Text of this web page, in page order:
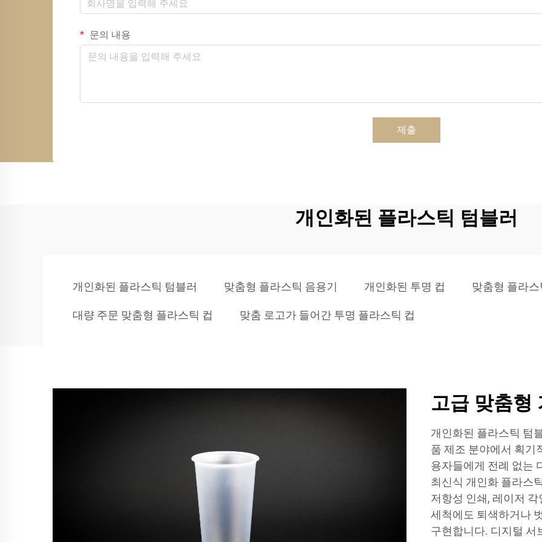
문의 내용
제출
개인화된 플라스틱 텀블러
개인화된 플라스틱 텀블러 맞춤형 플라스틱 음용기 개인화된 투명 컵 맞춤형 플라스
대량 주문 맞춤형 플라스틱 컵 맞춤 로고가 들어간 투명 플라스틱 컵
고급 맞춤형
개인화된 플라스틱 텀
품 제조 분야에서 획기
용자들에게 전례 없는
최신식 개인화 플라스
저항성 인쇄, 레이저
세척에도 퇴색하거나
구현합니다. 디지털 서